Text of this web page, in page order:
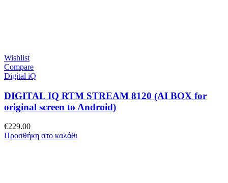
Wishlist
Compare
Digital iQ
DIGITAL IQ RTM STREAM 8120 (AI BOX for
original screen to Android)
€229.00
Προσθήκη στο καλάθι